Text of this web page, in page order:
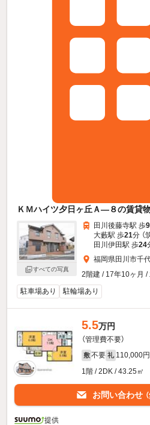
ＫＭハイツ夕日ヶ丘Ａ—８の賃貸
すべての写真
田川後藤寺駅 歩9
大藪駅 歩21分 （
田川伊田駅 歩24
福岡県田川市千
2階建 / 17年10ヶ月 /
駐車場あり
駐輪場あり
5.5万円
（管理費不要）
敷 不要 礼 110,000円
1階 / 2DK / 43.25㎡
お問い合わせ
提供